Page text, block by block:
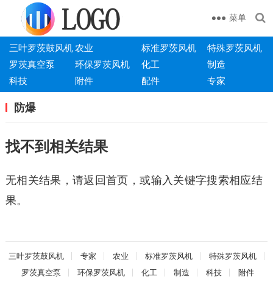
菜单
三叶罗茨鼓风机农业 标准罗茨风机
特殊罗茨风机
罗茨真空泵
环保罗茨风机 化工
制造
科技
附件 配件 专家
防爆
找不到相关结果
无相关结果，请返回首页，或输入关键字搜索相应结
果。
三叶罗茨鼓风机 专家 农业 标准罗茨风机
特殊罗茨风机
罗茨真空泵
环保罗茨风机 化工 制造 科技 附件